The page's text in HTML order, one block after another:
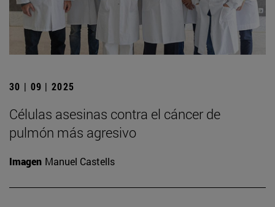
30 | 09 | 2025
Células asesinas contra el cáncer de
pulmón más agresivo
Imagen Manuel Castells